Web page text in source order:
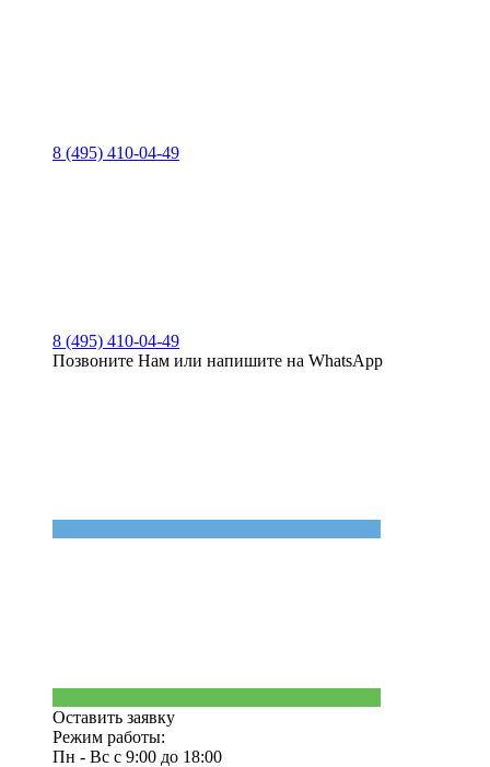
8 (495) 410-04-49
8 (495) 410-04-49
Позвоните Нам или напишите на WhatsApp
Оставить заявку
Режим работы:
Пн - Вс с 9:00 до 18:00